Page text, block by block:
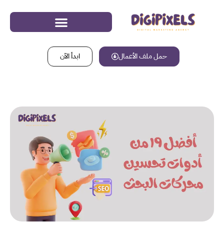
حمل ملف الأعمال ابدأ الآن